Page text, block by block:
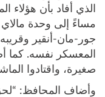
مساءً إلى وحدة
جور-مان-أنقير
المعسكر نفسه. كما
صغيرة، واقتادوا
وأضاف المحافظ: